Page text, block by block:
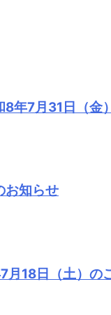
8年7月31日（金
お知らせ
月18日（土）の